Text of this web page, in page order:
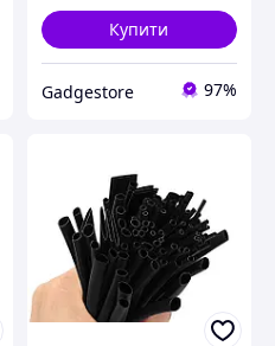
Купити
Gadgestore 97%